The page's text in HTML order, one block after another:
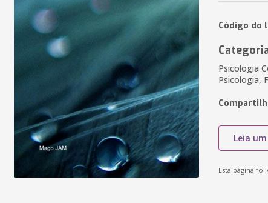
Código do
Psicologia
Psicologia,
Leia
Esta página foi